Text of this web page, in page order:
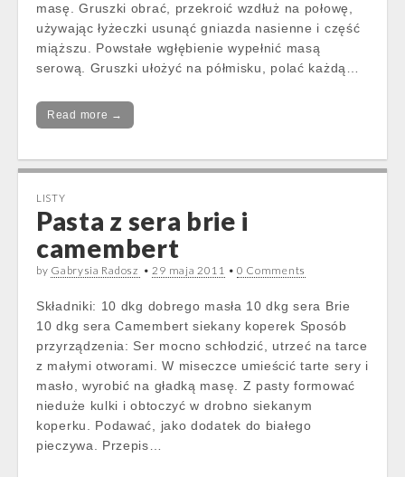
masę. Gruszki obrać, przekroić wzdłuż na połowę,
używając łyżeczki usunąć gniazda nasienne i część
miąższu. Powstałe wgłębienie wypełnić masą
serową. Gruszki ułożyć na półmisku, polać każdą…
Read more →
LISTY
Pasta z sera brie i
camembert
by Gabrysia Radosz •29 maja 2011 • 0 Comments
Składniki: 10 dkg dobrego masła 10 dkg sera Brie
10 dkg sera Camembert siekany koperek Sposób
przyrządzenia: Ser mocno schłodzić, utrzeć na tarce
z małymi otworami. W miseczce umieścić tarte sery i
masło, wyrobić na gładką masę. Z pasty formować
nieduże kulki i obtoczyć w drobno siekanym
koperku. Podawać, jako dodatek do białego
pieczywa. Przepis…